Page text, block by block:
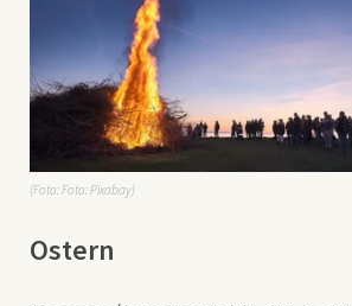
(Foto: Foto: Pixabay)
Ostern